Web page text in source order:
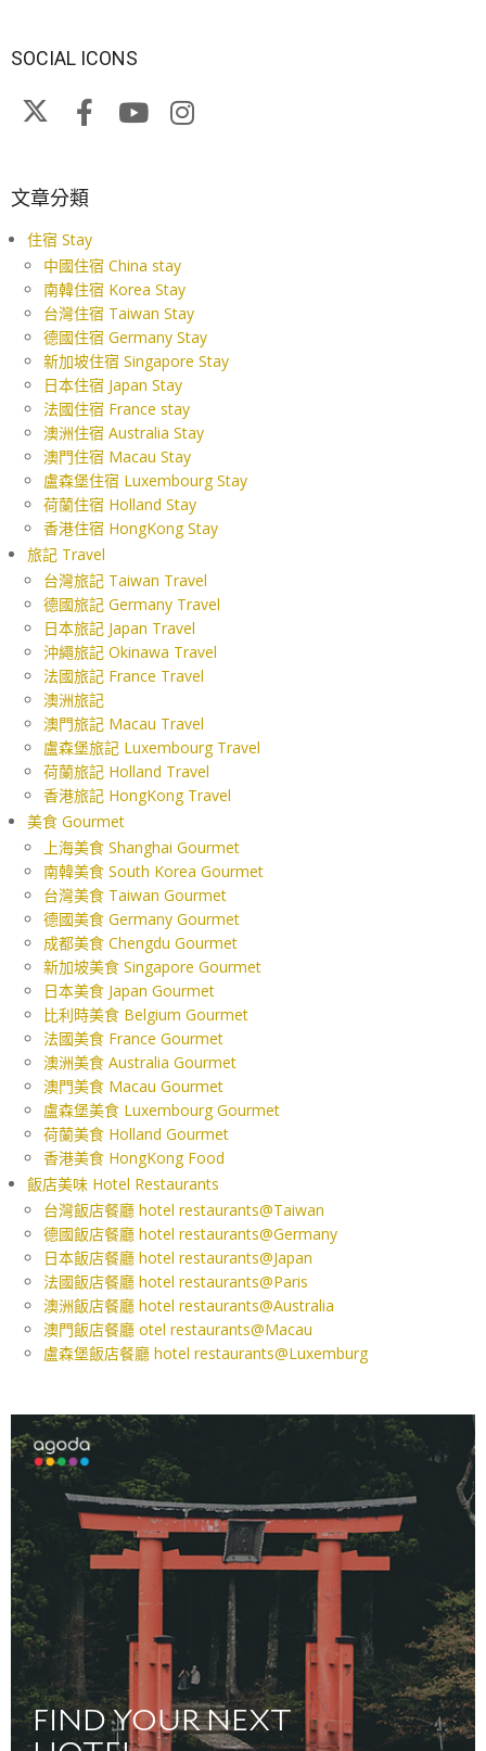
SOCIAL ICONS
文章分類
住宿 Stay
中國住宿 China stay
南韓住宿 Korea Stay
台灣住宿 Taiwan Stay
德國住宿 Germany Stay
新加坡住宿 Singapore Stay
日本住宿 Japan Stay
法國住宿 France stay
澳洲住宿 Australia Stay
澳門住宿 Macau Stay
盧森堡住宿 Luxembourg Stay
荷蘭住宿 Holland Stay
香港住宿 HongKong Stay
旅記 Travel
台灣旅記 Taiwan Travel
德國旅記 Germany Travel
日本旅記 Japan Travel
沖繩旅記 Okinawa Travel
法國旅記 France Travel
澳洲旅記
澳門旅記 Macau Travel
盧森堡旅記 Luxembourg Travel
荷蘭旅記 Holland Travel
香港旅記 HongKong Travel
美食 Gourmet
上海美食 Shanghai Gourmet
南韓美食 South Korea Gourmet
台灣美食 Taiwan Gourmet
德國美食 Germany Gourmet
成都美食 Chengdu Gourmet
新加坡美食 Singapore Gourmet
日本美食 Japan Gourmet
比利時美食 Belgium Gourmet
法國美食 France Gourmet
澳洲美食 Australia Gourmet
澳門美食 Macau Gourmet
盧森堡美食 Luxembourg Gourmet
荷蘭美食 Holland Gourmet
香港美食 HongKong Food
飯店美味 Hotel Restaurants
台灣飯店餐廳 hotel restaurants@Taiwan
德國飯店餐廳 hotel restaurants@Germany
日本飯店餐廳 hotel restaurants@Japan
法國飯店餐廳 hotel restaurants@Paris
澳洲飯店餐廳 hotel restaurants@Australia
澳門飯店餐廳 otel restaurants@Macau
盧森堡飯店餐廳 hotel restaurants@Luxemburg